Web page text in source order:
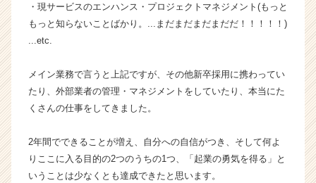
・現サービスのエンハンス・プロジェクトマネジメント(もっと
もっと知らないことばかり。...まだまだまだまだだ！！！！！)
...etc.
メイン業務で言うと上記ですが、その他新卒採用に携わってい
たり、外部業者の管理・マネジメントをしていたり、本当にた
くさんの仕事をしてきました。
2年間でできることが増え、自分への自信がつき、そして何よ
りここに入る目的の2つのうちの1つ、「起業の勇気を得る」と
いうことは少なくとも達成できたと思います。